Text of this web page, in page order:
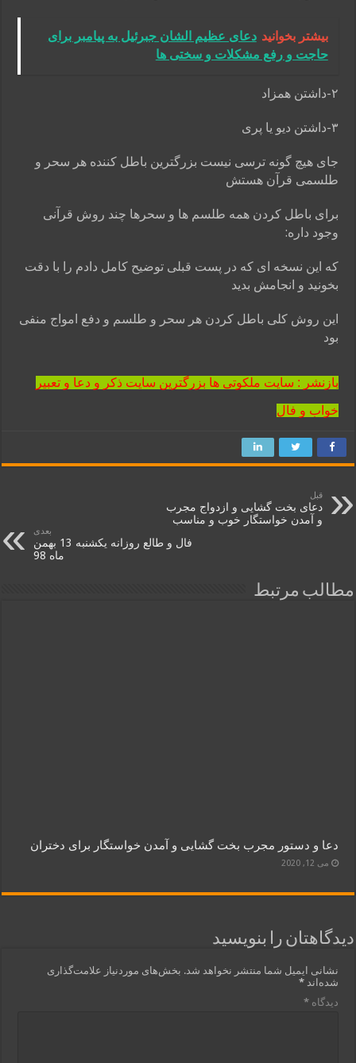
بیشتر بخوانید دعای عظیم الشان جبرئیل به پیامبر برای
حاجت و رفع مشکلات و سختی ها
۲-داشتن همزاد
۳-داشتن دیو یا پری
جای هیچ گونه ترسی نیست بزرگترین باطل کننده هر سحر و
طلسمی قرآن هستش
برای باطل کردن همه طلسم ها و سحرها چند روش قرآنی
وجود داره:
که این نسخه ای که در پست قبلی توضیح کامل دادم را با دقت
بخونید و انجامش بدید
این روش کلی باطل کردن هر سحر و طلسم و دفع امواج منفی
بود
بازنشر : سایت ملکوتی ها بزرگترین سایت ذکر و دعا و تعبیر
خواب و فال
قبل
دعای بخت گشایی و ازدواج مجرب
و آمدن خواستگار خوب و مناسب
بعدی
فال و طالع روزانه یکشنبه 13 بهمن
ماه 98
مطالب مرتبط
دعا و دستور مجرب بخت گشایی و آمدن خواستگار برای دختران
می 12, 2020
دیدگاهتان را بنویسید
نشانی ایمیل شما منتشر نخواهد شد. بخش‌های موردنیاز علامت‌گذاری
شده‌اند*
دیدگاه*